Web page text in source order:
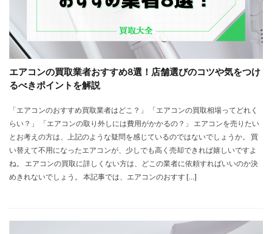
エアコンの買取業者おすすめ8選！店舗選びのコツや気をつけ
るべきポイントを解説
「エアコンのおすすめ買取業者はどこ？」 「エアコンの買取相場ってどれく
らい？」 「エアコンの取り外しには費用がかかるの？」 エアコンを売りたい
とお考えの方は、上記のような疑問を感じているのではないでしょうか。 買
い替えて不用になったエアコンが、少しでも高く売却できれば嬉しいですよ
ね。 エアコンの買取に詳しくない方は、どこの業者に依頼すればいいのか決
めきれないでしょう。 本記事では、エアコンのおすす […]